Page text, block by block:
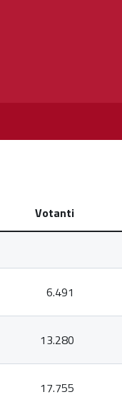
Votanti
6.491
13.280
17.755